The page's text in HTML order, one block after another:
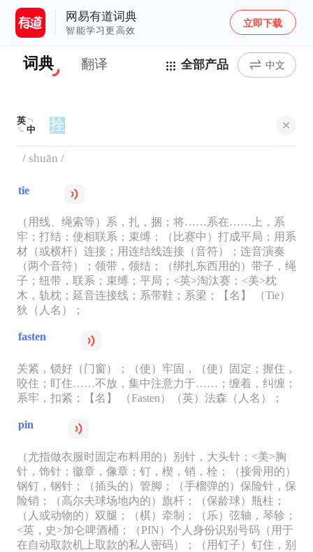
网易有道词典
智能学习更高效
立即下载
词典 翻译 全部产品 中文
英
中
/ shuān /
tie
（用线、绳索等）系，扎，捆；将……系在……上，系
牢；打结；使相联系；束缚；（比赛中）打成平局；用系
材（或横杆）连接；用连结线连接（音符）；连音演奏
（两个音符）；领带，领结；（绑扎东西用的）带子，绳
子；纽带，联系；束缚；平局；<英>淘汰赛；<美>枕
木，轨枕；延音连接线；系带鞋；系梁；【名】 （Tie）
狄（人名）；
fasten
关紧，锁好（门窗）；（使）牢固，（使）固定；握住，
咬住；盯住……不放，集中注意力于……；缠着，纠缠；
系牢，扣紧；【名】 （Fasten）（英）法森（人名）；
pin
（尤指做衣服时固定布料用的）别针，大头针；<美>胸
针，饰针；徽章，像章；钉，楔，销，栓；（接骨用的）
钢钉，钢针；（插头的）管脚；（手榴弹的）保险针，保
险销；（高尔夫球场地内的）旗杆；（保龄球）瓶柱；
（人或动物的）双腿；（棋）牵制；（乐）弦轴，琴轸；
<英，史>加仑啤酒桶；（PIN）个人身份识别号码（用于
在自动取款机上取款的私人密码）；（用钉子）钉住，别